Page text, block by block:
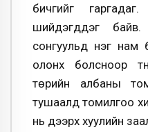
бичгийг
шийдэгддэг
сонгуульд нэг нам
олонх болсноор
төрийн албаны
тушаалд томилгоо
нь дээрх хуулийн